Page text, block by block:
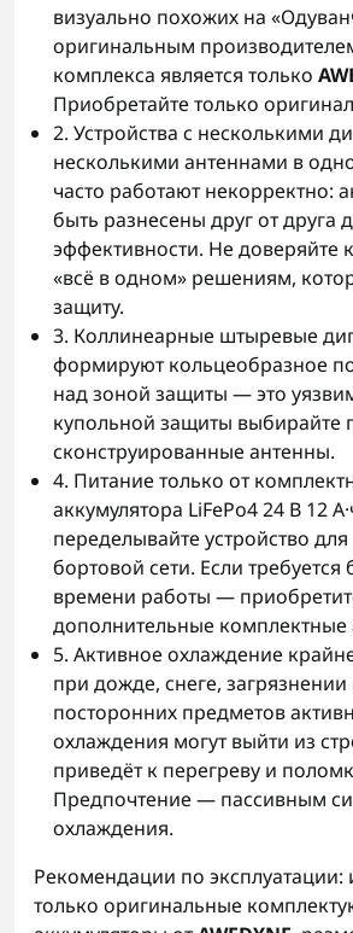
визуально похожих на
оригинальным
комплекса является только
Приобретайте только
2. Устройства с несколькими
несколькими антеннами в
часто работают некорректно:
быть разнесены друг от друга
эффективности. Не доверяйте
«всё в одном» решениям,
защиту.
3. Коллинеарные штыревые
формируют кольцеобразное
над зоной защиты — это
купольной защиты выбирайте
сконструированные антенны.
4. Питание только от
аккумулятора LiFePo4 24 В 12
переделывайте устройство
бортовой сети. Если
времени работы —
дополнительные комплектные
5. Активное охлаждение
при дожде, снеге,
посторонних предметов
охлаждения могут выйти из
приведёт к перегреву и
Предпочтение — пассивным
охлаждения.
Рекомендации по эксплуатации:
только оригинальные